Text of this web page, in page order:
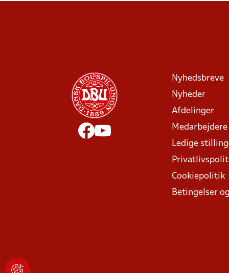
Nyhedsbreve
Nyheder
Afdelinger
Medarbejdere
Ledige
Cookiepolitik
Betingelser